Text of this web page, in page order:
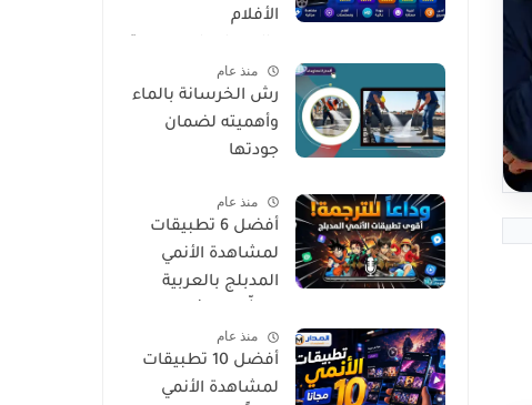
الأفلام
عالية وبشكل آمن
منذ عام
رش الخرسانة بالماء
وأهميته لضمان
جودتها
منذ عام
أفضل 6 تطبيقات
لمشاهدة الأنمي
المدبلج بالعربية
والجودة العالية
منذ عام
أفضل 10 تطبيقات
لمشاهدة الأنمي